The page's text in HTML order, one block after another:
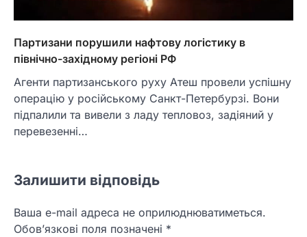
Партизани порушили нафтову логістику в
північно-західному регіоні РФ
Агенти партизанського руху Атеш провели успішну
операцію у російському Санкт-Петербурзі. Вони
підпалили та вивели з ладу тепловоз, задіяний у
перевезенні…
Залишити відповідь
Ваша e-mail адреса не оприлюднюватиметься.
Обов’язкові поля позначені *